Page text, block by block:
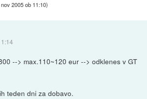
2005 ob 11:10)
--> max.110~120 eur --> odklenes v GT
teden dni za dobavo.